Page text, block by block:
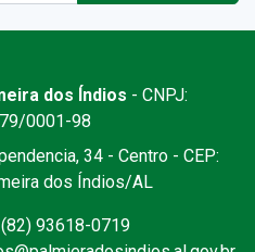
dos Índios - CNPJ:
0001-98
34 - Centro - CEP:
dos Índios/AL
93618-0719